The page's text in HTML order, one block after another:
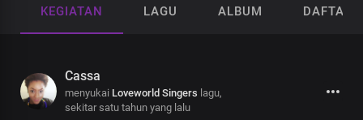
KEGIATAN LAGU ALBUM DAFTAR
Cassa
menyukai Loveworld Singers lagu,
sekitar satu tahun yang lalu